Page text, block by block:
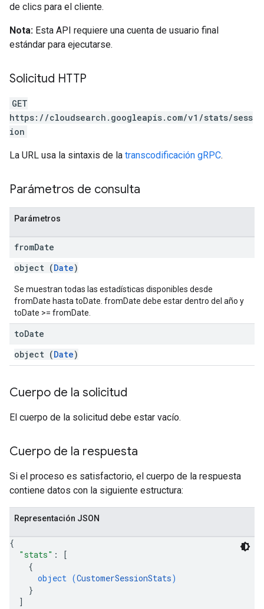
de clics para el cliente.
Nota: Esta API requiere una cuenta de usuario final
estándar para ejecutarse.
Solicitud HTTP
GET
https://cloudsearch.googleapis.com/v1/stats/sess
ion
La URL usa la sintaxis de la transcodificación gRPC.
Parámetros de consulta
Parámetros
fromDate
object (Date)
Se muestran todas las estadísticas disponibles desde
fromDate hasta toDate. fromDate debe estar dentro del año y
toDate >= fromDate.
toDate
object (Date)
Cuerpo de la solicitud
El cuerpo de la solicitud debe estar vacío.
Cuerpo de la respuesta
Si el proceso es satisfactorio, el cuerpo de la respuesta
contiene datos con la siguiente estructura:
Representación JSON
{
"stats" :
[
{
object (CustomerSessionStats)
}
]